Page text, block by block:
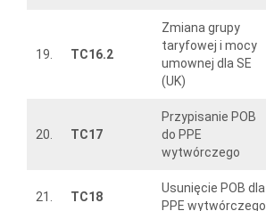
19. TC16.2
Zmiana grupy
taryfowej i mocy
umownej dla SE
(UK)
20. TC17
Przypisanie POB
do PPE
wytwórczego
21. TC18
Usunięcie POB dla
PPE wytwórczego